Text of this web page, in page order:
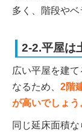
多く、階段やベ
2-2.平屋は
広い平屋を建
なるため、 2階
が高いでしょう
同じ延床面積